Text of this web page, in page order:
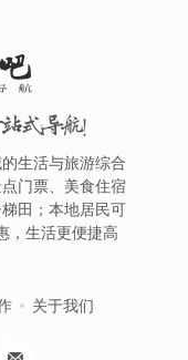
式导航！
生活与旅游综合
门票、美食住宿
田；本地居民可
，生活更便捷高
关于我们